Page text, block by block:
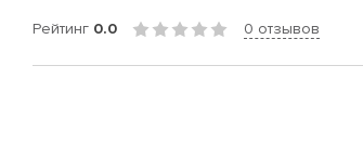
Рейтинг 0.0 0 отзывов